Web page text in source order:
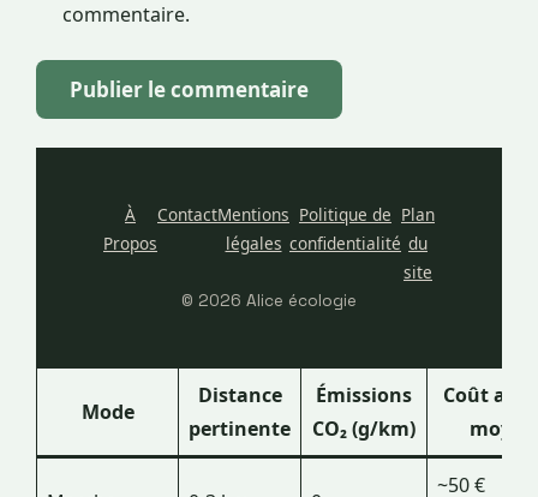
commentaire.
À
Propos
ContactMentions
légales
Politique de
confidentialité
Plan
du
site
© 2026 Alice écologie
Mode
Distance
pertinente
Émissions
CO₂ (g/km)
Coût
moyen
~50 €